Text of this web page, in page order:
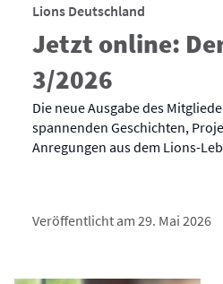
Lions Deutschland
Jetzt online:
3/2026
Die neue Ausgabe des
spannenden Geschichten,
Anregungen aus dem Lions-
Veröffentlicht am 29. Mai 2026